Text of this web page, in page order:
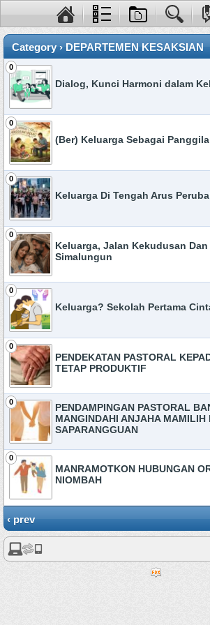
Category › DEPARTEMEN KESAKSIAN
0
Dialog, Kunci Harmoni dalam
0
(Ber) Keluarga Sebagai
0
Keluarga Di Tengah Arus
0
Keluarga, Jalan Kekudusan
Simalungun
0
Keluarga? Sekolah Pertama
0
PENDEKATAN PASTORAL
TETAP PRODUKTIF
0
PENDAMPINGAN PASTORAL
MANGINDAHI ANJAHA MAMILIH
SAPARANGGUAN
0
MANRAMOTKON HUBUNGAN
NIOMBAH
‹ prev